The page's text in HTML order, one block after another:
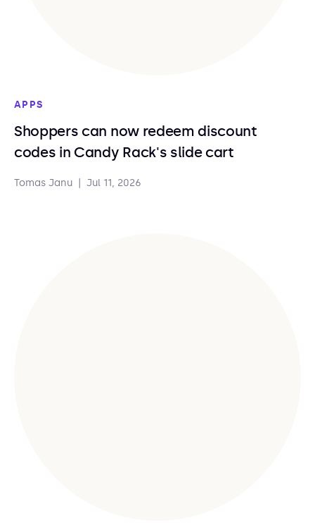
APPS
Shoppers can now redeem discount
codes in Candy Rack's slide cart
Tomas Janu Jul 11, 2026